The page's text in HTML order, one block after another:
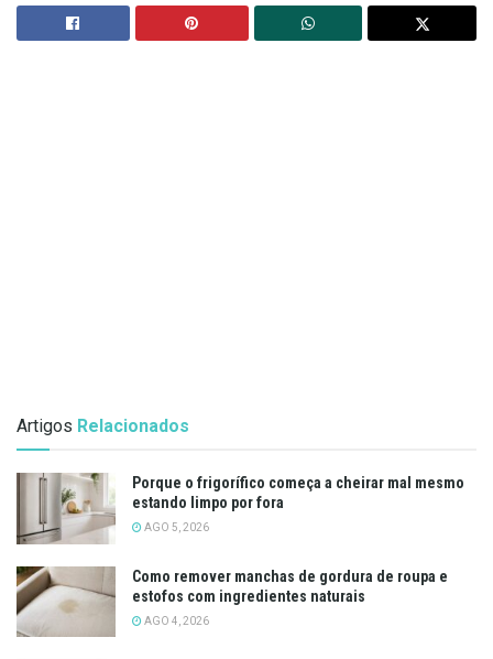
Artigos Relacionados
Porque o frigorífico começa a cheirar mal mesmo
estando limpo por fora
AGO 5, 2026
Como remover manchas de gordura de roupa e
estofos com ingredientes naturais
AGO 4, 2026